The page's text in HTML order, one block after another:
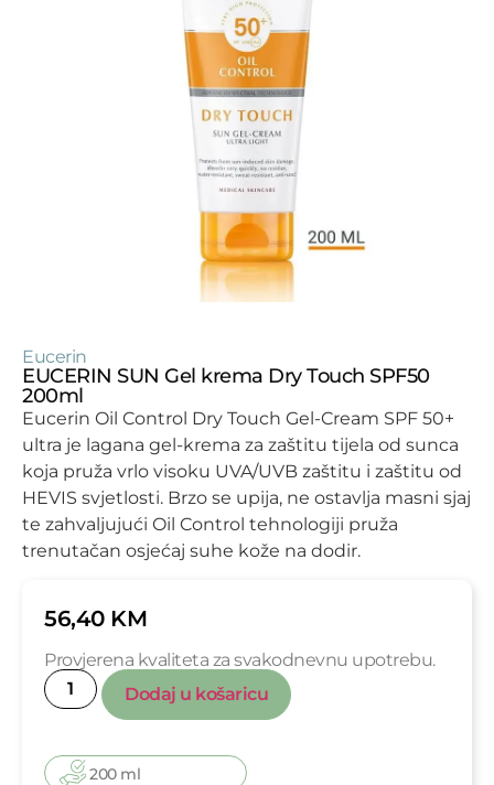
Eucerin
EUCERIN SUN Gel krema Dry Touch SPF50
200ml
Eucerin Oil Control Dry Touch Gel-Cream SPF 50+
ultra je lagana gel-krema za zaštitu tijela od sunca
koja pruža vrlo visoku UVA/UVB zaštitu i zaštitu od
HEVIS svjetlosti. Brzo se upija, ne ostavlja masni sjaj
te zahvaljujući Oil Control tehnologiji pruža
trenutačan osjećaj suhe kože na dodir.
56,40 KM
Provjerena kvaliteta za svakodnevnu upotrebu.
Dodaj u košaricu
200 ml